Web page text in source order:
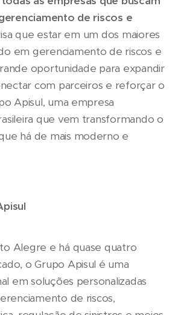
de riscos e
que estar em um dos maiores
em gerenciamento de riscos e
oportunidade para expandir
com parceiros e reforçar o
Apisul, uma empresa
que vem transformando o
há de mais moderno e
Alegre e há quase quatro
o Grupo Apisul é uma
em soluções personalizadas
de riscos,